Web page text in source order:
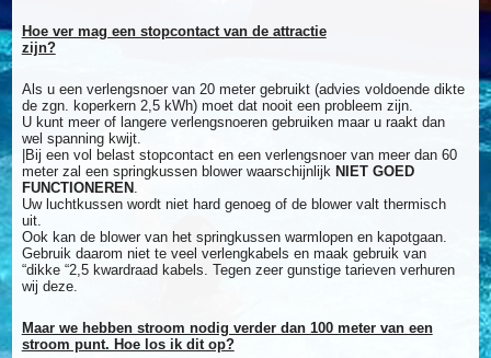
Hoe ver mag een stopcontact van de attractie
zijn?
Als u een verlengsnoer van 20 meter gebruikt (advies voldoende dikte
de zgn. koperkern 2,5 kWh) moet dat nooit een probleem zijn.
U kunt meer of langere verlengsnoeren gebruiken maar u raakt dan
wel spanning kwijt.
|Bij een vol belast stopcontact en een verlengsnoer van meer dan 60
meter zal een springkussen blower waarschijnlijk NIET GOED
FUNCTIONEREN .
Uw luchtkussen wordt niet hard genoeg of de blower valt thermisch
uit.
Ook kan de blower van het springkussen warmlopen en kapotgaan.
Gebruik daarom niet te veel verlengkabels en maak gebruik van
“dikke “2,5 kwardraad kabels. Tegen zeer gunstige tarieven verhuren
wij deze.
Maar we hebben stroom nodig verder dan 100 meter van een
stroom punt. Hoe los ik dit op?